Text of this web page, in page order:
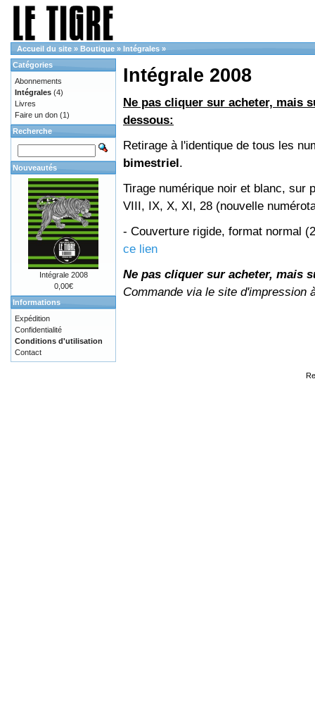
Accueil du site » Boutique » Intégrales »
Intégrale 2008
Ne pas cliquer sur acheter, mais
dessous:
Retirage à l'identique de tous les
bimestriel.
Tirage numérique noir et blanc, sur
VIII, IX, X, XI, 28 (nouvelle
- Couverture rigide, format normal
ce lien
Ne pas cliquer sur acheter, mais
Commande via le site d'impression
Catégories
Abonnements
Intégrales (4)
Livres
Faire un don (1)
Recherche
Nouveautés
Intégrale 2008
0,00€
Informations
Expédition
Confidentialité
Conditions d'utilisation
Contact